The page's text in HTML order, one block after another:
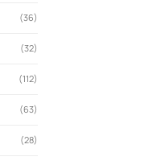
(36)
(32)
(112)
(63)
(28)